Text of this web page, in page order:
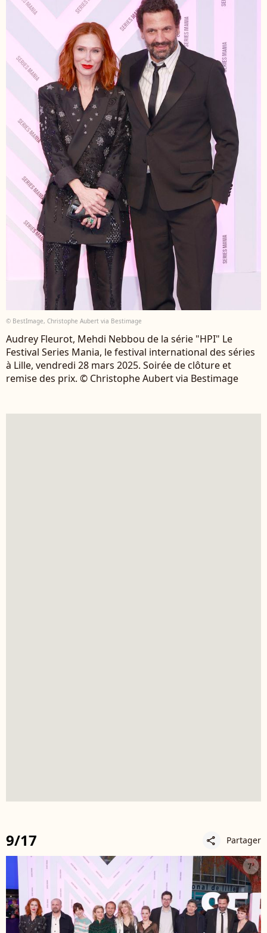
© BestImage, Christophe Aubert via Bestimage
Audrey Fleurot, Mehdi Nebbou de la série "HPI" Le
Festival Series Mania, le festival international des séries
à Lille, vendredi 28 mars 2025. Soirée de clôture et
remise des prix. © Christophe Aubert via Bestimage
9/17 share Partager